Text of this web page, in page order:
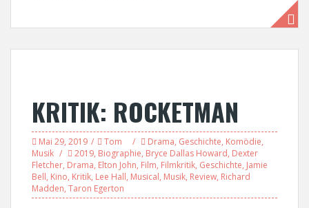
KRITIK: ROCKETMAN
Mai 29, 2019 Tom Drama, Geschichte, Komödie,
Musik
2019, Biographie, Bryce Dallas Howard, Dexter
Fletcher, Drama, Elton John, Film, Filmkritik, Geschichte, Jamie
Bell, Kino, Kritik, Lee Hall, Musical, Musik, Review, Richard
Madden, Taron Egerton